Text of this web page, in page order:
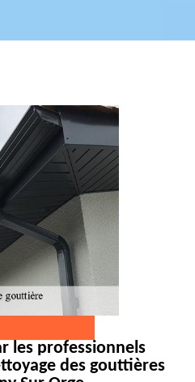
les professionnels
des gouttières